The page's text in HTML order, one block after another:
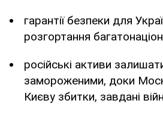
гарантії безпеки для
розгортання
російські активи
замороженими, доки
Києву збитки, завдані